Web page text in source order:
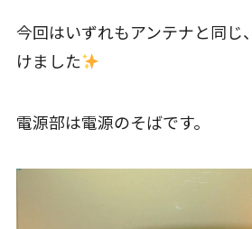
今回はいずれもアンテナと同じ
けました
電源部は電源のそばです。